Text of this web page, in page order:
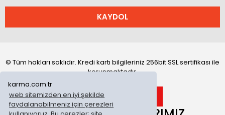
karma.com.tr
web sitemizden en iyi şekilde
faydalanabilmeniz için çerezleri
KAYDOL
© Tüm hakları saklıdır. Kredi kartı bilgileriniz 256bit SSL sertifikası ile
korunmaktadır.